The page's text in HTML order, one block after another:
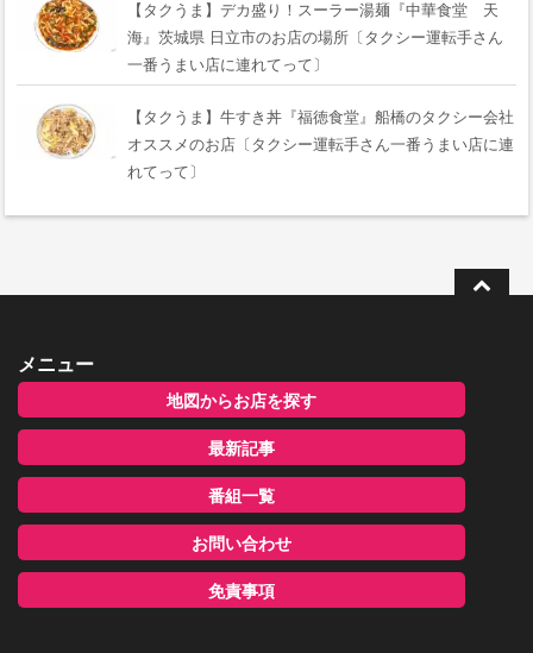
【タクうま】デカ盛り！スーラー湯麺『中華食堂 天
海』茨城県 日立市のお店の場所〔タクシー運転手さん
一番うまい店に連れてって〕
【タクうま】牛すき丼『福徳食堂』船橋のタクシー会社
オススメのお店〔タクシー運転手さん一番うまい店に連
れてって〕
メニュー
地図からお店を探す
最新記事
番組一覧
お問い合わせ
免責事項